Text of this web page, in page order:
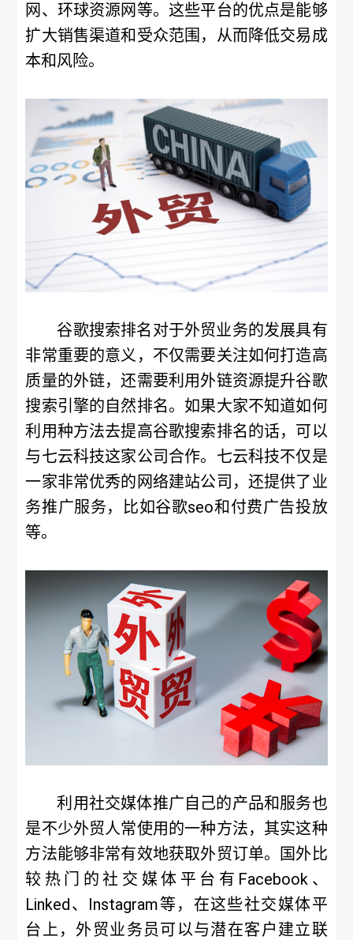
网、环球资源网等。这些平台的优点是能够
扩大销售渠道和受众范围，从而降低交易成
本和风险。
谷歌搜索排名对于外贸业务的发展具有
非常重要的意义，不仅需要关注如何打造高
质量的外链，还需要利用外链资源提升谷歌
搜索引擎的自然排名。如果大家不知道如何
利用种方法去提高谷歌搜索排名的话，可以
与七云科技这家公司合作。七云科技不仅是
一家非常优秀的网络建站公司，还提供了业
务推广服务，比如谷歌seo和付费广告投放
等。
利用社交媒体推广自己的产品和服务也
是不少外贸人常使用的一种方法，其实这种
方法能够非常有效地获取外贸订单。国外比
较热门的社交媒体平台有Facebook、
Linked、Instagram等，在这些社交媒体平
台上，外贸业务员可以与潜在客户建立联